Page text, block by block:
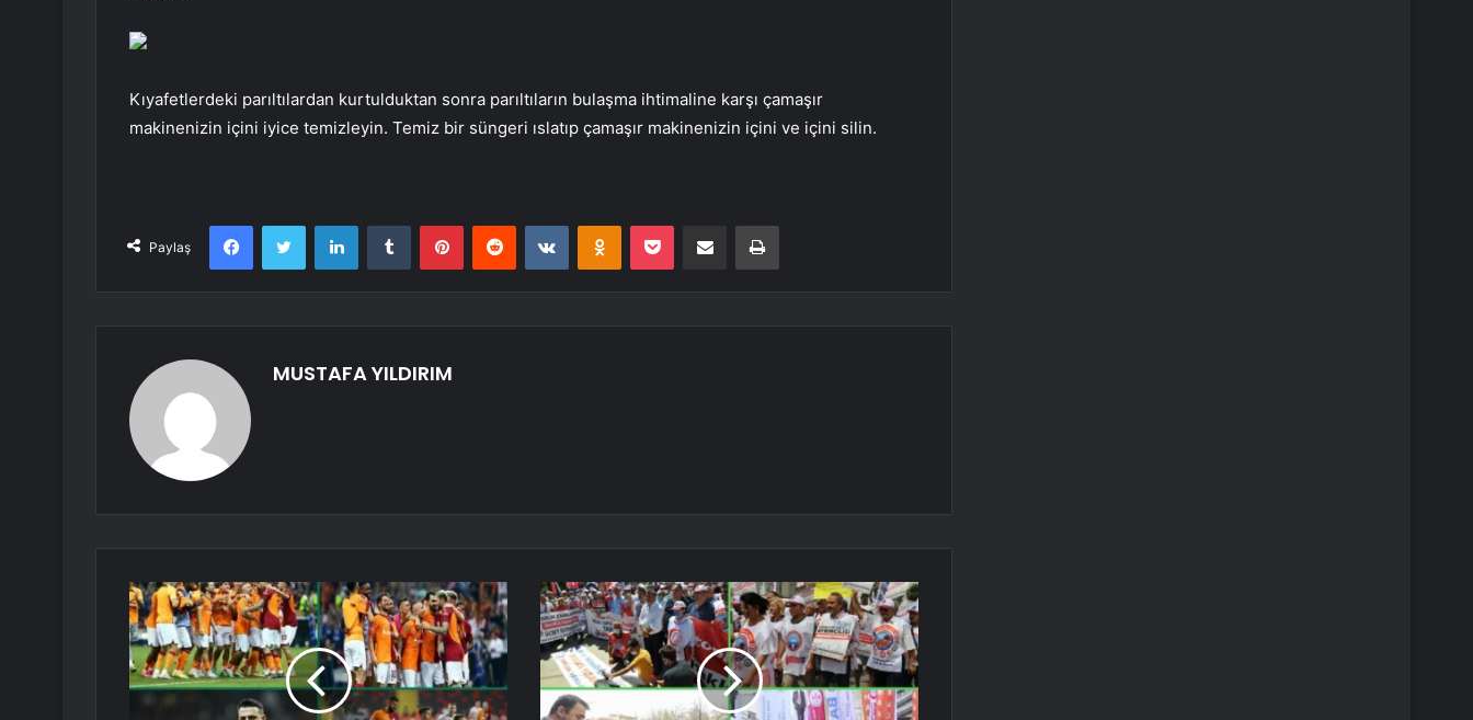
Kıyafetlerdeki parıltılardan kurtulduktan sonra parıltıların bulaşma ihtimaline karşı çamaşır
makinenizin içini iyice temizleyin. Temiz bir süngeri ıslatıp çamaşır makinenizin içini ve içini silin.
Paylaş
FacebookTwitter LinkedInTumblr PinterestReddit VKontakteOdnoklassniki
Pocket E-Posta ile paylaş Yazdır
MUSTAFA YILDIRIM